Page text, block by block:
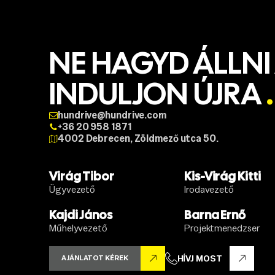
NE HAGYD
INDULJON ÚJRA.
hundrive@hundrive.com
+36 20 958 1871
4002 Debrecen, Zöldmező utca 50.
Virág Tibor
Ügyvezető
Kis-Virág Kitti
Irodavezető
Kajdi János
Műhelyvezető
Barna Ernő
Projektmenedzser
AJÁNLATOT KÉREK HÍVJ MOST